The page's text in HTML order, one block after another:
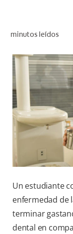
minutos leídos
Un estudiante
enfermedad de
terminar
dental en